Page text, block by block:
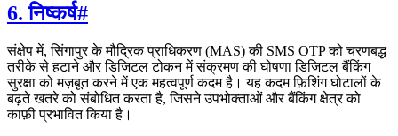
6. निष्कर्ष#
संक्षेप में, सिंगापुर के मौद्रिक प्राधिकरण (MAS) की SMS OTP को चरणबद्ध
तरीके से हटाने और डिजिटल टोकन में संक्रमण की घोषणा डिजिटल बैंकिंग
सुरक्षा को मज़बूत करने में एक महत्वपूर्ण कदम है। यह कदम फ़िशिंग घोटालों के
बढ़ते खतरे को संबोधित करता है, जिसने उपभोक्ताओं और बैंकिंग क्षेत्र को
काफ़ी प्रभावित किया है।